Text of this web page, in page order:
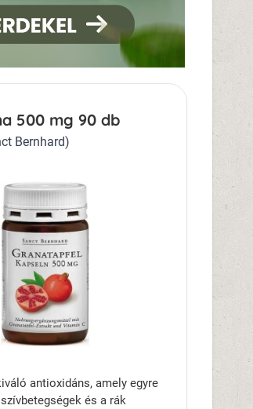
500 mg 90 db
Bernhard)
antioxidáns, amely egyre
és a rák